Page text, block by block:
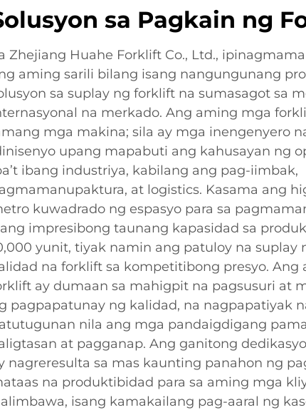
sa Pagkain ng
Zhejiang Huahe Forklift Co., Ltd.,
aming sarili bilang isang nangungunang
sa suplay ng forklift na sumasagot sa
na merkado. Ang aming mga
mga makina; sila ay mga inengenyero
upang mapabuti ang kahusayan ng
ibang industriya, kabilang ang pag-iimbak,
at logistics. Kasama ang
kuwadrado ng espasyo para sa
impresibong taunang kapasidad sa
yunit, tiyak namin ang patuloy na suplay
na forklift sa kompetitibong presyo. Ang
ay dumaan sa mahigpit na pagsusuri at
pagpapatunay ng kalidad, na nagpapatiyak
nila ang mga pandaigdigang
at pagganap. Ang ganitong
nagreresulta sa mas kaunting panahon ng
na produktibidad para sa aming mga
isang kamakailang pag-aaral ng